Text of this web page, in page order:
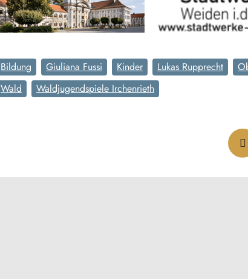
Bildung Giuliana Fussi Kinder Lukas Rupprecht
Wald
Waldjugendspiele Irchenrieth